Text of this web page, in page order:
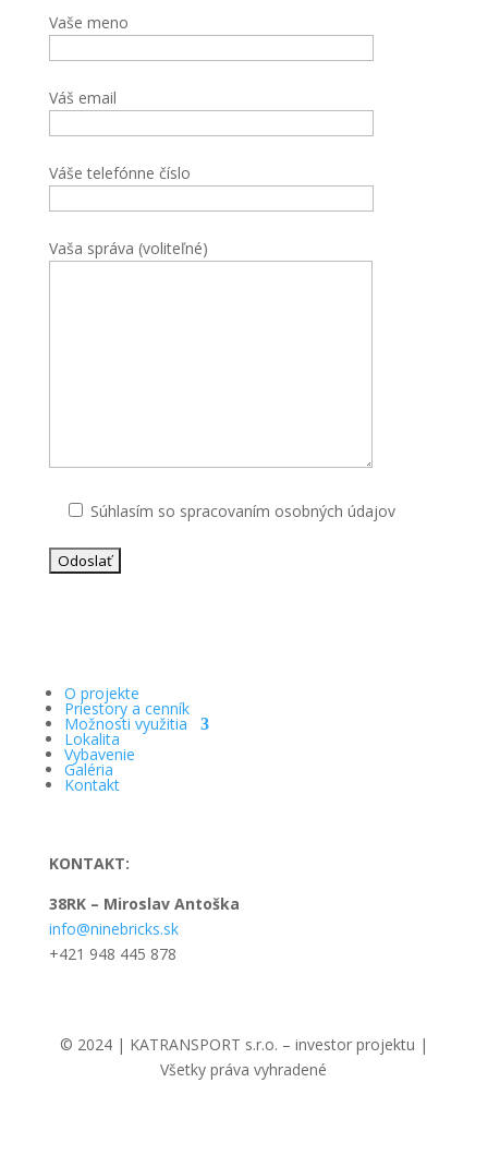
Vaše meno
Váš email
Váše telefónne číslo
Vaša správa (voliteľné)
Súhlasím so spracovaním osobných údajov
O projekte
Priestory a cenník
Možnosti využitia
Lokalita
Vybavenie
Galéria
Kontakt
KONTAKT:
38RK – Miroslav Antoška
info@ninebricks.sk
+421 948 445 878
© 2024 | KATRANSPORT s.r.o. – investor projektu |
Všetky práva vyhradené